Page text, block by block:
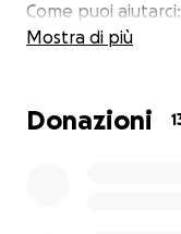
Come puoi aiutarci:
conoscenti.
Unisciti a noi
Mostra di più
Donazioni